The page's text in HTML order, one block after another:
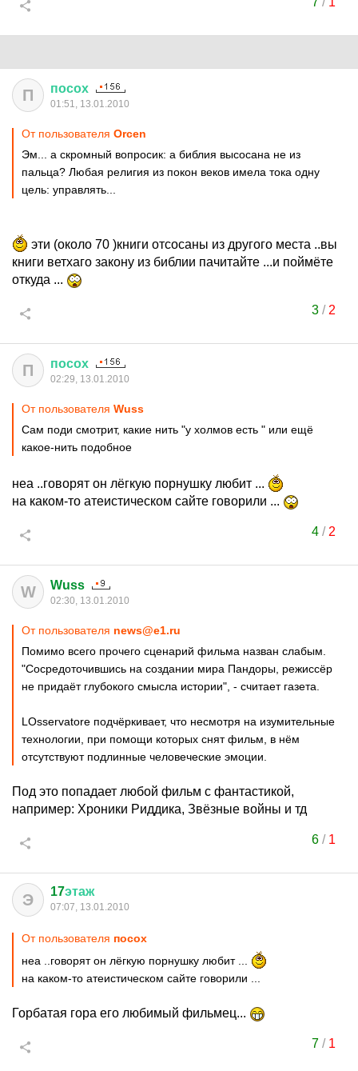
П посох
01:51, 13.01.2010
От пользователя Orcеn
Эм... а скромный вопросик: а библия высосана не из
пальца? Любая религия из покон веков имела тока одну
цель: управлять...
эти (около 70 )книги отсосаны из другого места ..вы
книги ветхаго закону из библии пачитайте ...и поймёте
откуда ...
3/ 2
П посох
02:29, 13.01.2010
От пользователя Wuss
Сам поди смотрит, какие нить "у холмов есть " или ещё
какое-нить подобное
неа ..говорят он лёгкую порнушку любит ...
на каком-то атеистическом сайте говорили ...
4/ 2
W Wuss
02:30, 13.01.2010
От пользователя news@e1.ru
Помимо всего прочего сценарий фильма назван слабым.
"Сосредоточившись на создании мира Пандоры, режиссёр
не придаёт глубокого смысла истории", - считает газета.
LOsservatore подчёркивает, что несмотря на изумительные
технологии, при помощи которых снят фильм, в нём
отсутствуют подлинные человеческие эмоции.
Под это попадает любой фильм с фантастикой,
например: Хроники Риддика, Звёзные войны и тд
6/ 1
Э 17этаж
07:07, 13.01.2010
От пользователя посох
неа ..говорят он лёгкую порнушку любит ...
на каком-то атеистическом сайте говорили ...
Горбатая гора его любимый фильмец...
7/ 1